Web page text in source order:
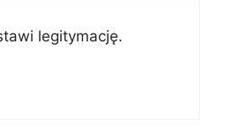
legitymację.